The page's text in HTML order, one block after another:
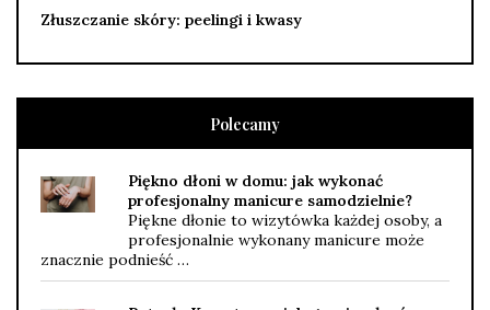
Złuszczanie skóry: peelingi i kwasy
Polecamy
Piękno dłoni w domu: jak wykonać
profesjonalny manicure samodzielnie?
Piękne dłonie to wizytówka każdej osoby, a
profesjonalnie wykonany manicure może
znacznie podnieść …